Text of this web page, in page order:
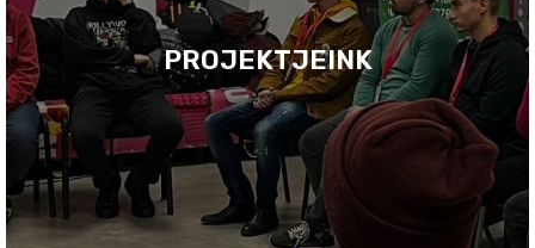
PROJEKTJEINK